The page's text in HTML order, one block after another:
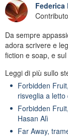
Federica
Da sempre
adora scrivere e
fiction e soap, e
Leggi di più sullo
Forbidden
risveglia a letto
Forbidden
Hasan Alì
Far Away,